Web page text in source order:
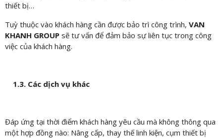
thiết bị…
Tuỳ thuộc vào khách hàng cần được bảo trì công trình, VAN
KHANH GROUP sẽ tư vấn để đảm bảo sự liên tục trong công
việc của khách hàng.
1.3. Các dịch vụ khác
Đáp ứng tại thời điểm khách hàng yêu cầu mà không thông qua
một hợp đồng nào: Nâng cấp, thay thế linh kiện, cụm thiết bị